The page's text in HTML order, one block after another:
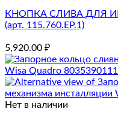
КНОПКА СЛИВА ДЛЯ
(арт. 115.760.EP.1)
5,920.00 ₽
Нет в наличии